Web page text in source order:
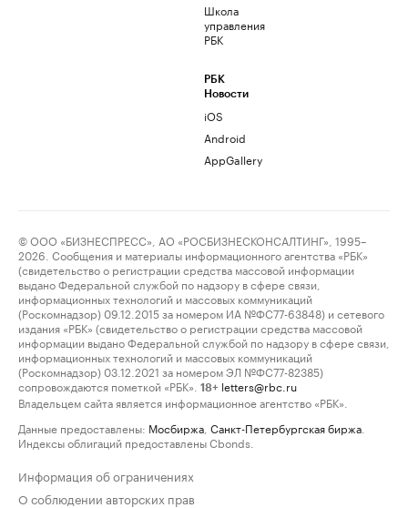
Школа
управления
РБК
РБК
Новости
iOS
Android
AppGallery
© ООО «БИЗНЕСПРЕСС», АО «РОСБИЗНЕСКОНСАЛТИНГ», 1995–
2026. Сообщения и материалы информационного агентства «РБК»
(свидетельство о регистрации средства массовой информации
выдано Федеральной службой по надзору в сфере связи,
информационных технологий и массовых коммуникаций
(Роскомнадзор) 09.12.2015 за номером ИА №ФС77-63848) и сетевого
издания «РБК» (свидетельство о регистрации средства массовой
информации выдано Федеральной службой по надзору в сфере связи,
информационных технологий и массовых коммуникаций
(Роскомнадзор) 03.12.2021 за номером ЭЛ №ФС77-82385)
сопровождаются пометкой «РБК».
18+ letters@rbc.ru
Владельцем сайта является информационное агентство «РБК».
Данные предоставлены: Мосбиржа Санкт-Петербургская биржа
Индексы облигаций предоставлены Cbonds.
Информация об ограничениях
О соблюдении авторских прав